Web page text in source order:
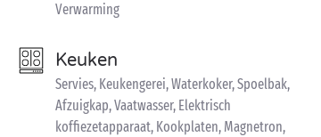
Verwarming
Keuken
Servies, Keukengerei, Waterkoker, Spoelbak,
Afzuigkap, Vaatwasser, Elektrisch
koffiezetapparaat, Kookplaten, Magnetron,